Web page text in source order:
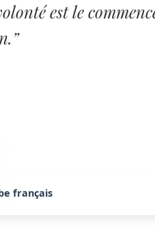
est le
français